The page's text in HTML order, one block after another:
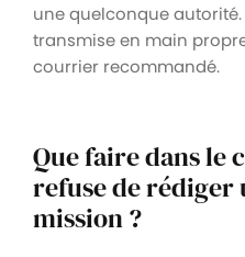
une quelconque
transmise en main
courrier recommandé.
Que faire dans le
refuse de rédiger
mission ?